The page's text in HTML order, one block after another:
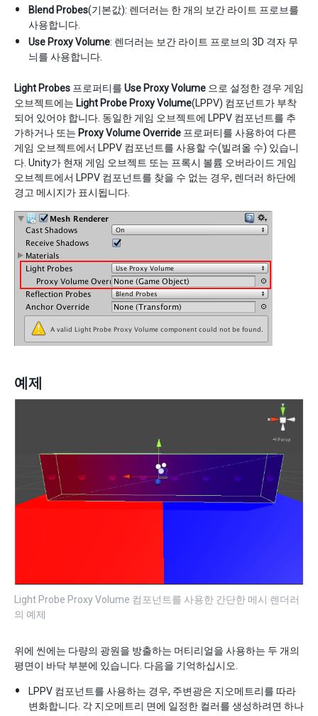
Blend Probes(기본값): 렌더러는 한 개의 보간 라이트 프로브를
사용합니다.
Use Proxy Volume: 렌더러는 보간 라이트 프로브의 3D 격자 무
늬를 사용합니다.
Light Probes 프로퍼티를 Use Proxy Volume 으로 설정한 경우 게임
오브젝트에는 Light Probe Proxy Volume(LPPV) 컴포넌트가 부착
되어 있어야 합니다. 동일한 게임 오브젝트에 LPPV 컴포넌트를 추
가하거나 또는 Proxy Volume Override 프로퍼티를 사용하여 다른
게임 오브젝트에서 LPPV 컴포넌트를 사용할 수(빌려올 수) 있습니
다. Unity가 현재 게임 오브젝트 또는 프록시 볼륨 오버라이드 게임
오브젝트에서 LPPV 컴포넌트를 찾을 수 없는 경우, 렌더러 하단에
경고 메시지가 표시됩니다.
예제
Light Probe Proxy Volume 컴포넌트를 사용한 간단한 메시 렌더러
의 예제
위에 씬에는 다량의 광원을 방출하는 머티리얼을 사용하는 두 개의
평면이 바닥 부분에 있습니다. 다음을 기억하십시오.
LPPV 컴포넌트를 사용하는 경우, 주변광은 지오메트리를 따라
변화합니다. 각 지오메트리 면에 일정한 컬러를 생성하려면 하나